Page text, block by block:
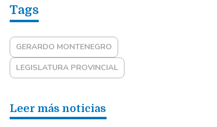
GERARDO MONTENEGRO
LEGISLATURA PROVINCIAL
Leer más noticias